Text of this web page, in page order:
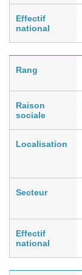
Effectif
national
Rang
Raison
sociale
Localisation
Secteur
Effectif
national